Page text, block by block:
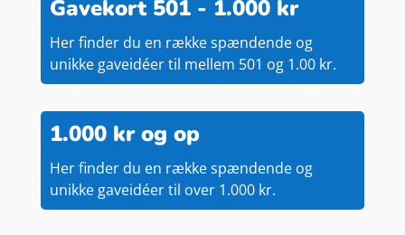
Gavekort 501 - 1.000 kr
Her finder du en række spændende og
unikke gaveidéer til mellem 501 og 1.00 kr.
1.000 kr og op
Her finder du en række spændende og
unikke gaveidéer til over 1.000 kr.